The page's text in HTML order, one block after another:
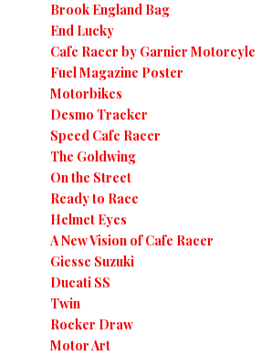
Brook England Bag
End Lucky
Cafe Racer by Garnier Motorcyle
Fuel Magazine Poster
Motorbikes
Desmo Tracker
Speed Cafe Racer
The Goldwing
On the Street
Ready to Race
Helmet Eyes
A New Vision of Cafe Racer
Giesse Suzuki
Ducati SS
Twin
Rocker Draw
Motor Art